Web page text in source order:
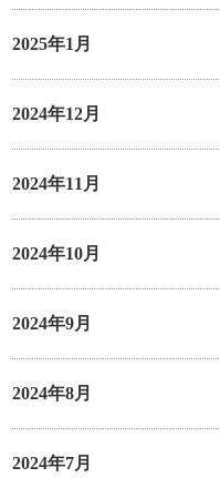
2025年1月
2024年12月
2024年11月
2024年10月
2024年9月
2024年8月
2024年7月